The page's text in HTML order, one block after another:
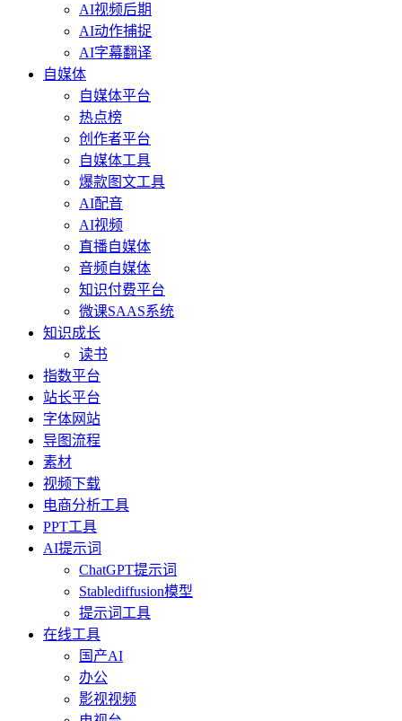
AI视频后期
AI动作捕捉
AI字幕翻译
自媒体
自媒体平台
热点榜
创作者平台
自媒体工具
爆款图文工具
AI配音
AI视频
直播自媒体
音频自媒体
知识付费平台
微课SAAS系统
知识成长
读书
指数平台
站长平台
字体网站
导图流程
素材
视频下载
电商分析工具
PPT工具
AI提示词
ChatGPT提示词
Stablediffusion模型
提示词工具
在线工具
国产AI
办公
影视视频